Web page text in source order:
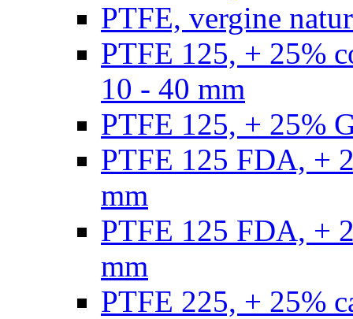
PTFE, vergine
PTFE 125, + 25%
10 - 40 mm
PTFE 125, + 25%
PTFE 125 FDA, +
mm
PTFE 125 FDA, +
mm
PTFE 225, + 25%